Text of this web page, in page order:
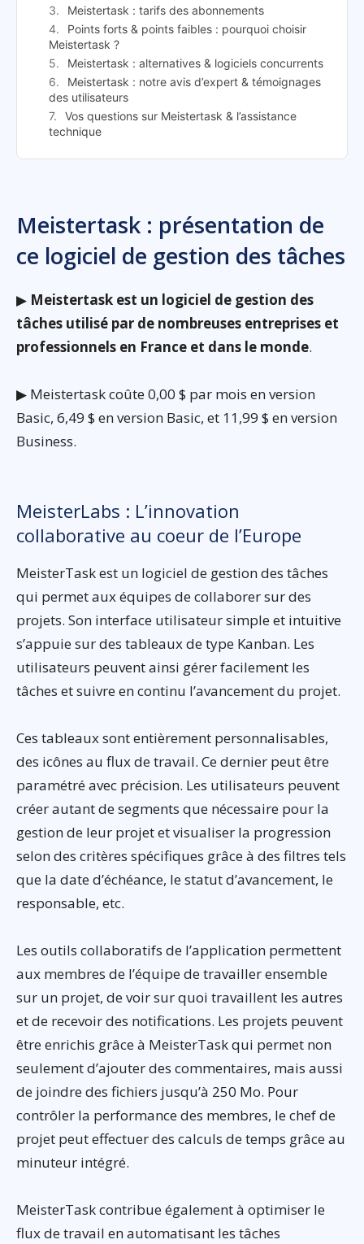
Meistertask : tarifs des abonnements
Points forts & points faibles : pourquoi choisir
Meistertask ?
Meistertask : alternatives & logiciels concurrents
Meistertask : notre avis d’expert & témoignages
des utilisateurs
Vos questions sur Meistertask & l’assistance
technique
Meistertask : présentation de
ce logiciel de gestion des tâches
▶ Meistertask est un logiciel de gestion des
tâches utilisé par de nombreuses entreprises et
professionnels en France et dans le monde.
▶ Meistertask coûte 0,00 $ par mois en version
Basic, 6,49 $ en version Basic, et 11,99 $ en version
Business.
MeisterLabs : L’innovation
collaborative au coeur de l’Europe
MeisterTask est un logiciel de gestion des tâches
qui permet aux équipes de collaborer sur des
projets. Son interface utilisateur simple et intuitive
s’appuie sur des tableaux de type Kanban. Les
utilisateurs peuvent ainsi gérer facilement les
tâches et suivre en continu l’avancement du projet.
Ces tableaux sont entièrement personnalisables,
des icônes au flux de travail. Ce dernier peut être
paramétré avec précision. Les utilisateurs peuvent
créer autant de segments que nécessaire pour la
gestion de leur projet et visualiser la progression
selon des critères spécifiques grâce à des filtres tels
que la date d’échéance, le statut d’avancement, le
responsable, etc.
Les outils collaboratifs de l’application permettent
aux membres de l’équipe de travailler ensemble
sur un projet, de voir sur quoi travaillent les autres
et de recevoir des notifications. Les projets peuvent
être enrichis grâce à MeisterTask qui permet non
seulement d’ajouter des commentaires, mais aussi
de joindre des fichiers jusqu’à 250 Mo. Pour
contrôler la performance des membres, le chef de
projet peut effectuer des calculs de temps grâce au
minuteur intégré.
MeisterTask contribue également à optimiser le
flux de travail en automatisant les tâches